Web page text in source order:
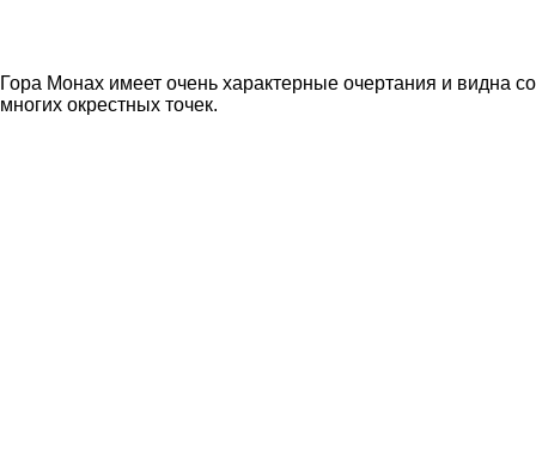
Гора Монах имеет очень характерные очертания и видна со
многих окрестных точек.